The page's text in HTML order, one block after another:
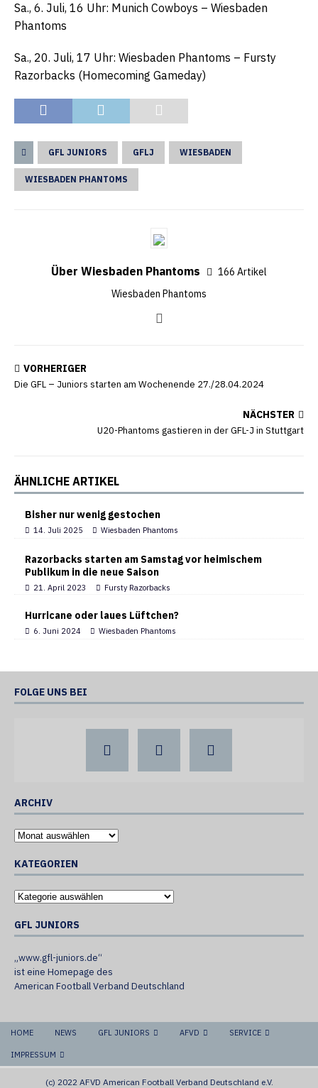
Sa., 6. Juli, 16 Uhr: Munich Cowboys – Wiesbaden
Phantoms
Sa., 20. Juli, 17 Uhr: Wiesbaden Phantoms – Fursty
Razorbacks (Homecoming Gameday)
GFL JUNIORS GFLJ WIESBADEN
WIESBADEN PHANTOMS
Über Wiesbaden Phantoms
166 Artikel
Wiesbaden Phantoms
VORHERIGER
Die GFL – Juniors starten am Wochenende 27./28.04.2024
NÄCHSTER
U20-Phantoms gastieren in der GFL-J in Stuttgart
ÄHNLICHE ARTIKEL
Bisher nur wenig gestochen
14. Juli 2025 Wiesbaden Phantoms
Razorbacks starten am Samstag vor heimischem
Publikum in die neue Saison
21. April 2023 Fursty Razorbacks
Hurricane oder laues Lüftchen?
6. Juni 2024 Wiesbaden Phantoms
FOLGE UNS BEI
ARCHIV
KATEGORIEN
GFL JUNIORS
„www.gfl-juniors.de“
ist eine Homepage des
American Football Verband Deutschland
HOME NEWS GFL JUNIORS AFVD SERVICE
IMPRESSUM
(c) 2022 AFVD American Football Verband Deutschland e.V.